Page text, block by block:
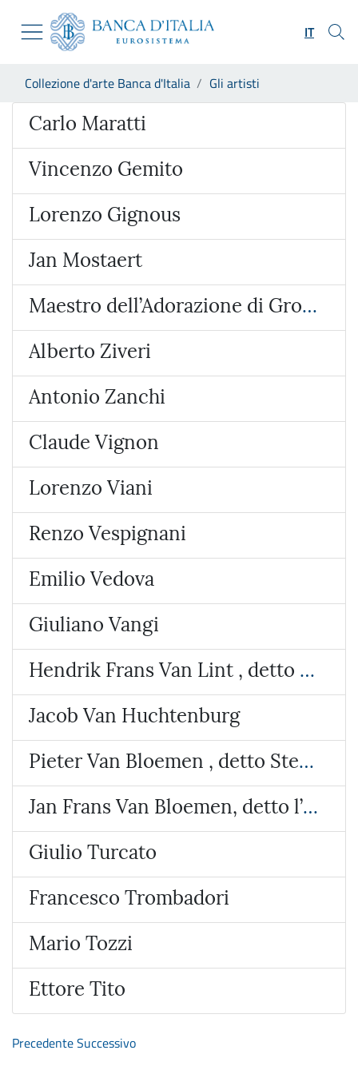
Skip to Main Content
Vai al sito istituzionale
Vai al menu di navigazione
Vai alla ricerca
Vai al footer
IT
Collezione d'arte Banca d'Italia Gli artisti
Artista
Carlo Maratti
Vincenzo Gemito
Lorenzo Gignous
Jan Mostaert
Maestro dell’Adorazione di Groote
Alberto Ziveri
Antonio Zanchi
Claude Vignon
Lorenzo Viani
Renzo Vespignani
Emilio Vedova
Giuliano Vangi
Hendrik Frans Van Lint , detto lo Studio
Jacob Van Huchtenburg
Pieter Van Bloemen , detto Stendardo
Jan Frans Van Bloemen, detto l’Orizzonte
Giulio Turcato
Francesco Trombadori
Mario Tozzi
Ettore Tito
PrecedenteSuccessivo